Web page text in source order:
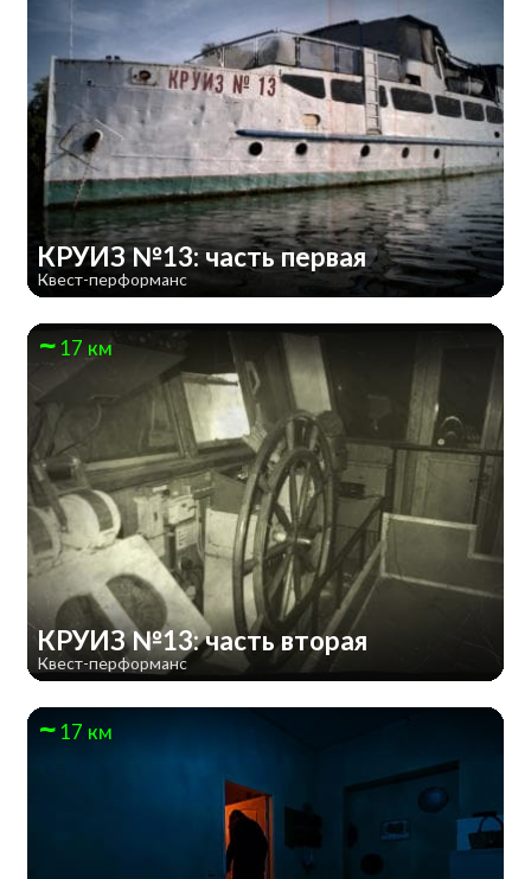
КРУИЗ №13: часть первая
Квест-перформанс
17 км
КРУИЗ №13: часть вторая
Квест-перформанс
17 км